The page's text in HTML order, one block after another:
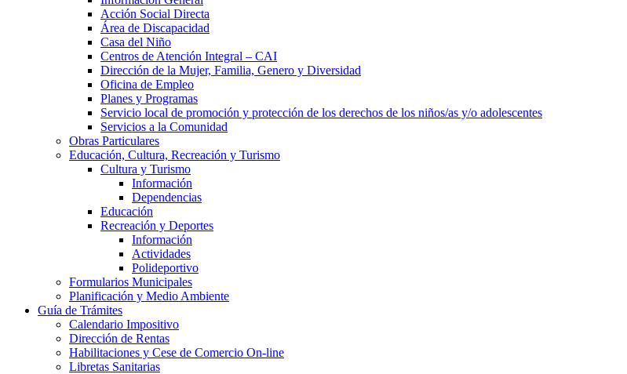
Acción Social Directa
Área de Discapacidad
Casa del Niño
Centros de Atención Integral – CAI
Dirección de la Mujer, Familia, Genero y Diversidad
Oficina de Empleo
Planes y Programas
Servicio local de promoción y protección de los derechos de los niños/as y/o adolescentes
Servicios a la Comunidad
Obras Particulares
Educación, Cultura, Recreación y Turismo
Cultura y Turismo
Información
Dependencias
Educación
Recreación y Deportes
Información
Actividades
Polideportivo
Formularios Municipales
Planificación y Medio Ambiente
Guía de Trámites
Calendario Impositivo
Dirección de Rentas
Habilitaciones y Cese de Comercio On-line
Libretas Sanitarias